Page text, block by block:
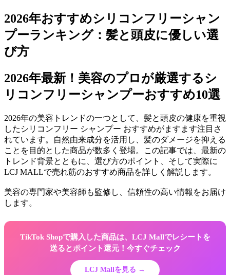
2026年おすすめシリコンフリーシャン
プーランキング：髪と頭皮に優しい選
び方
2026年最新！美容のプロが厳選するシ
リコンフリーシャンプーおすすめ10選
2026年の美容トレンドの一つとして、髪と頭皮の健康を重視
した シリコンフリー シャンプー おすすめがますます注目さ
れています。自然由来成分を活用し、髪のダメージを抑える
ことを目的とした商品が数多く登場。この記事では、最新の
トレンド背景とともに、選び方のポイント、そして実際に
LCJ MALLで売れ筋のおすすめ商品を詳しく解説します。
美容の専門家や美容師も監修し、信頼性の高い情報をお届け
します。
TikTok Shopで購入した商品は、LCJ Mallでレシートを
送るとポイント還元！今すぐチェック
LCJ Mallを見る →